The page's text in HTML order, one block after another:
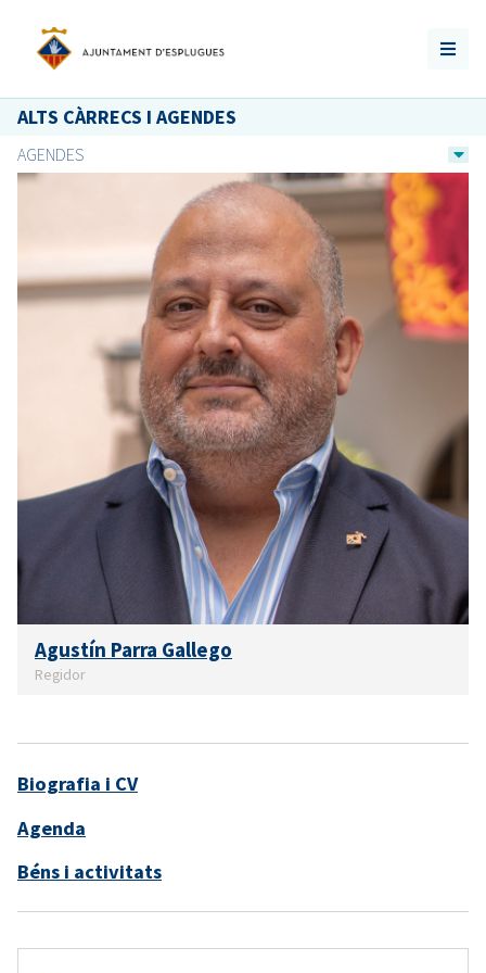
ALTS CÀRRECS I AGENDES
AGENDES
Agustín Parra Gallego
Regidor
Biografia i CV
Agenda
Béns i activitats